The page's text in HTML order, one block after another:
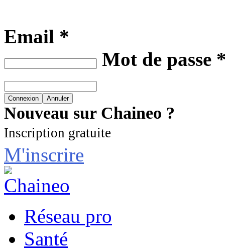
Email *
Mot de passe
Nouveau sur Chaineo ?
Inscription gratuite
M'inscrire
Réseau pro
Santé